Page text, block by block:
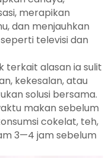
merapikan
dan menjauhkan
televisi dan
terkait alasan ia sulit
kekesalan, atau
solusi bersama.
makan sebelum
cokelat, teh,
3—4 jam sebelum